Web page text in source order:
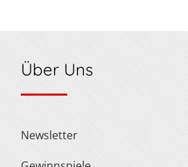
Über Uns
Newsletter